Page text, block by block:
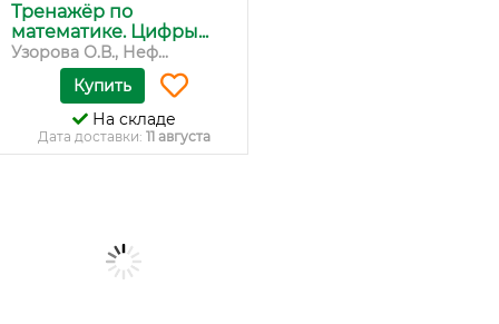
Тренажёр по
математике. Цифры...
Узорова О.В., Неф...
Купить
На складе
Дата доставки: 11 августа